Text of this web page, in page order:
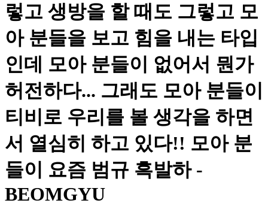
렇고 생방을 할 때도 그렇고 모
아 분들을 보고 힘을 내는 타입
인데 모아 분들이 없어서 뭔가
허전하다... 그래도 모아 분들이
티비로 우리를 볼 생각을 하면
서 열심히 하고 있다!! 모아 분
들이 요즘 범규 흑발하 -
BEOMGYU